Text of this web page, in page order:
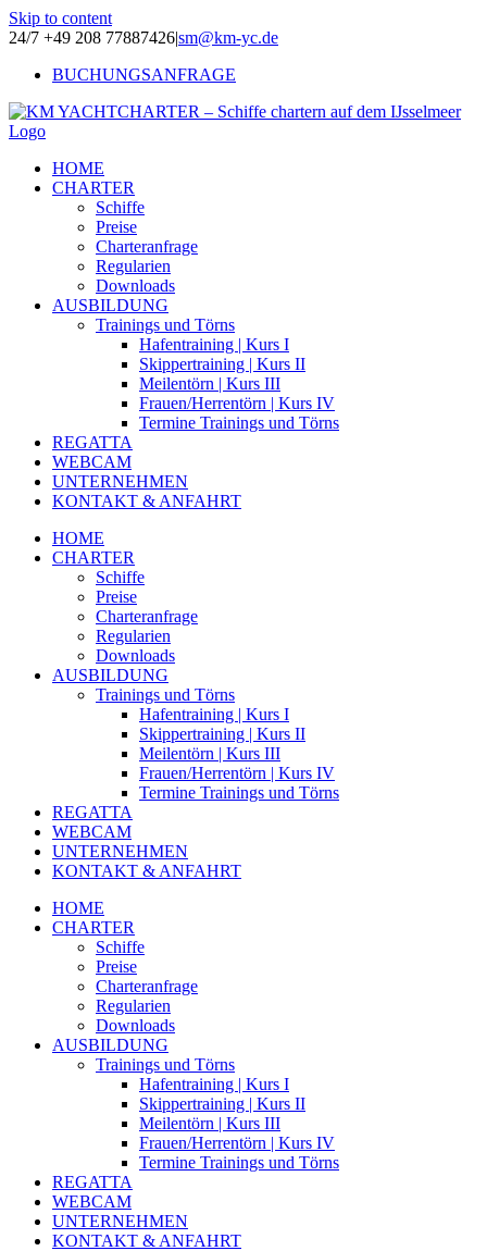
Skip to content
24/7 +49 208 77887426|sm@km-yc.de
BUCHUNGSANFRAGE
HOME
CHARTER
Schiffe
Preise
Charteranfrage
Regularien
Downloads
AUSBILDUNG
Trainings und Törns
Hafentraining | Kurs I
Skippertraining | Kurs II
Meilentörn | Kurs III
Frauen/Herrentörn | Kurs IV
Termine Trainings und Törns
REGATTA
WEBCAM
UNTERNEHMEN
KONTAKT & ANFAHRT
HOME
CHARTER
Schiffe
Preise
Charteranfrage
Regularien
Downloads
AUSBILDUNG
Trainings und Törns
Hafentraining | Kurs I
Skippertraining | Kurs II
Meilentörn | Kurs III
Frauen/Herrentörn | Kurs IV
Termine Trainings und Törns
REGATTA
WEBCAM
UNTERNEHMEN
KONTAKT & ANFAHRT
HOME
CHARTER
Schiffe
Preise
Charteranfrage
Regularien
Downloads
AUSBILDUNG
Trainings und Törns
Hafentraining | Kurs I
Skippertraining | Kurs II
Meilentörn | Kurs III
Frauen/Herrentörn | Kurs IV
Termine Trainings und Törns
REGATTA
WEBCAM
UNTERNEHMEN
KONTAKT & ANFAHRT